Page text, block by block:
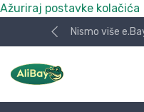
Ažuriraj postavke kolačića
Nismo više